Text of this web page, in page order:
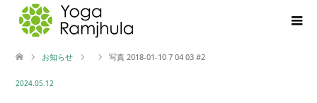
お知らせ 写真 2018-01-10 7 04 03 #2
2024.05.12